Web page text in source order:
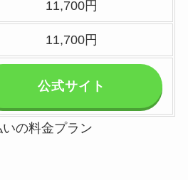
11,700円
11,700円
公式サイト
の料金プラン